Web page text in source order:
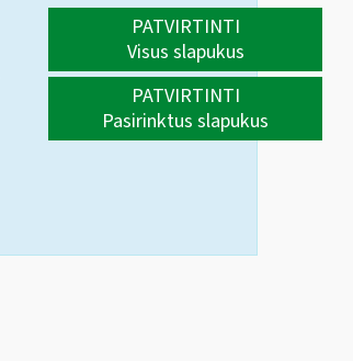
PATVIRTINTI
Visus slapukus
PATVIRTINTI
Pasirinktus slapukus